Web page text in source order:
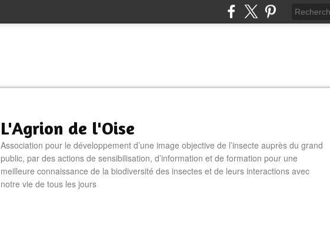
L'Agrion de l'Oise
Association pour le développement d’une image objective de l’insecte auprès du grand
public, par des actions de sensibilisation, d’information et de formation pour une
meilleure connaissance de la biodiversité des insectes et de leurs interactions avec
notre vie de tous les jours